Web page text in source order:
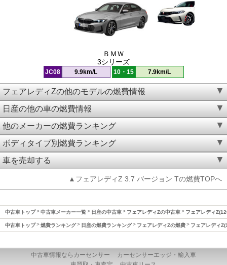
ＢＭＷ
3シリーズ
JC08 9.9km/L 10・15 7.9km/L
フェアレディZの他のモデルの燃費情報
日産の他の車の燃費情報
他のメーカーの燃費ランキング
ボディタイプ別燃費ランキング
車を売却する
▲フェアレディZ 3.7 バージョン Tの燃費TOPへ
中古車トップ 中古車メーカー一覧 日産の中古車 フェアレディZの中古車 フェアレディ
中古車トップ 燃費ランキング 日産の燃費ランキング フェアレディZの燃費 フェアレディ
中古車情報ならカーセンサー
カーセンサーエッジ・輸入車